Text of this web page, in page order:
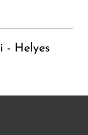
- Helyes